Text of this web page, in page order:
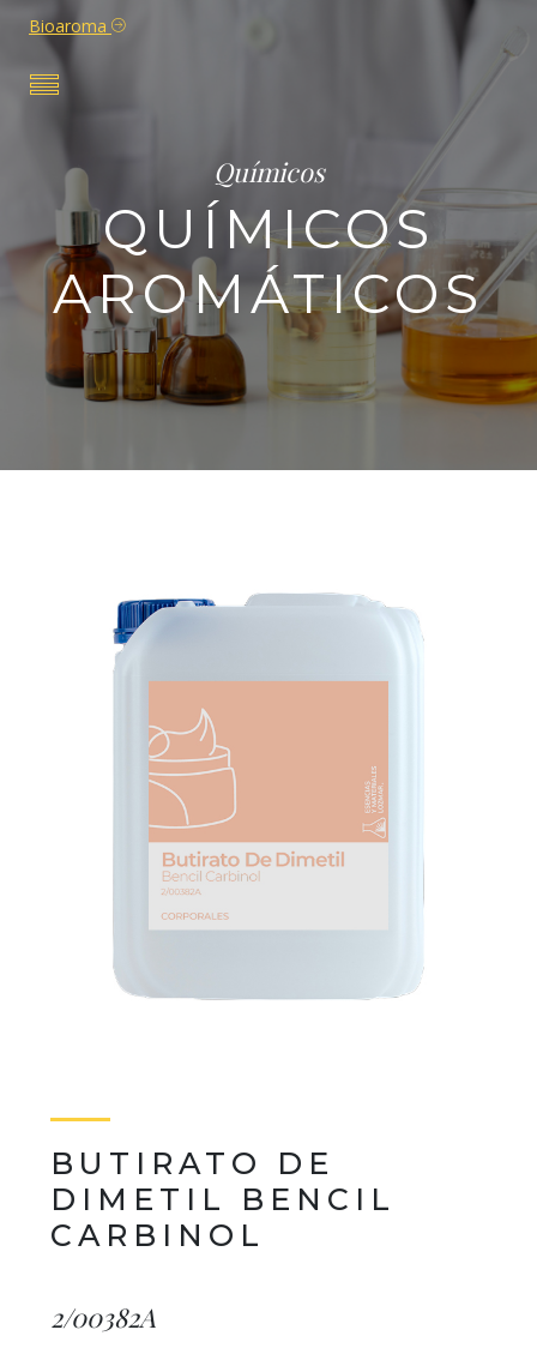
Bioaroma
Químicos
QUÍMICOS
AROMÁTICOS
BUTIRATO DE
DIMETIL BENCIL
CARBINOL
2/00382A